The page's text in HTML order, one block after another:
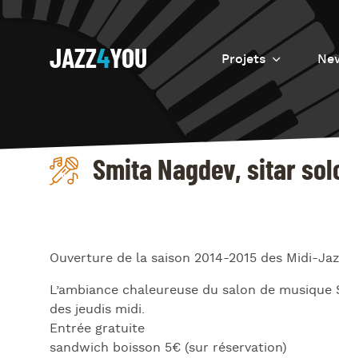
JAZZ4YOU Projets
Introduction
Resurrection
Eretz
Smita Nagdev, sitar
Ouverture de la saison 2014-2015 des Midi-
L’ambiance chaleureuse du salon de
des jeudis midi.
Entrée gratuite
sandwich boisson 5€ (sur réservation)